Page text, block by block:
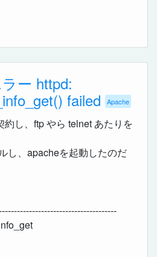
ー httpd:
failed
Apache
約し、ftp やら telnet あたりを
し、apacheを起動したのだ